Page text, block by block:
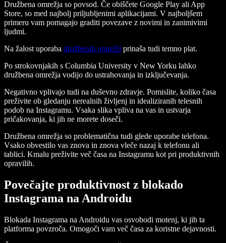
Družbena omrežja so povsod. Če obiščete Google Play ali App
Store, so med najbolj priljubljenimi aplikacijami. V najboljšem
primeru vam pomagajo graditi povezave z novimi in zanimivimi
ljudmi.
Na žalost uporaba družbenih omrežij prinaša tudi temno plat.
Po strokovnjakih s Columbia University v New Yorku lahko
družbena omrežja vodijo do ustrahovanja in izključevanja.
Negativno vplivajo tudi na duševno zdravje. Pomislite, koliko časa
preživite ob gledanju nerealnih življenj in idealiziranih telesnih
podob na Instagramu. Vsaka slika vpliva na vas in ustvarja
pričakovanja, ki jih ne morete doseči.
Družbena omrežja so problematična tudi glede uporabe telefona.
Vsako obvestilo vas znova in znova vleče nazaj k telefonu ali
tablici. Kmalu preživite več časa na Instagramu kot pri produktivnih
opravilih.
Povečajte produktivnost z blokado
Instagrama na Androidu
Blokada Instagrama na Androidu vas osvobodi motenj, ki jih ta
platforma povzroča. Omogoči vam več časa za koristne dejavnosti.